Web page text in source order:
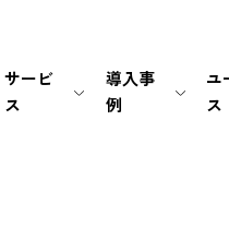
サービ
ス
導入事
例
ユ
ス